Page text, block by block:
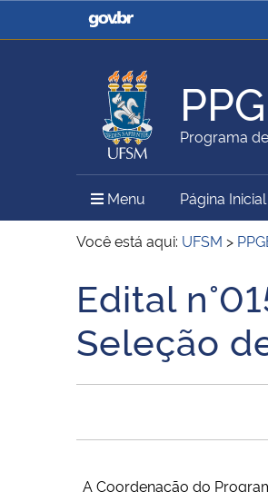
Casa Civil
Ministério da Agricultura,
Pecuária e Abastecimento
Ministério do Meio Ambiente
Secretaria de Governo
Programa
Menu Menu Principal
Página Inicial
Você está aqui: UFSM >
Início do conteúdo
Edital
Seleção
A Coordenação do